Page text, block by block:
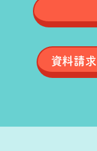
資料請求